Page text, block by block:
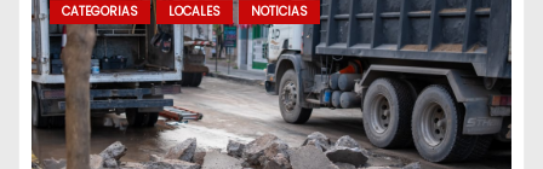
CATEGORIAS LOCALES NOTICIAS